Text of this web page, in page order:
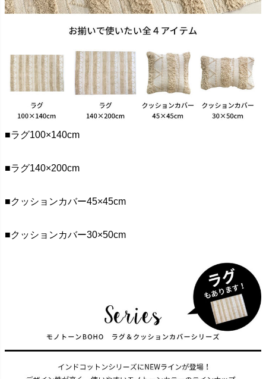
■ラグ100×140cm
■ラグ140×200cm
■クッションカバー45×45cm
■クッションカバー30×50cm